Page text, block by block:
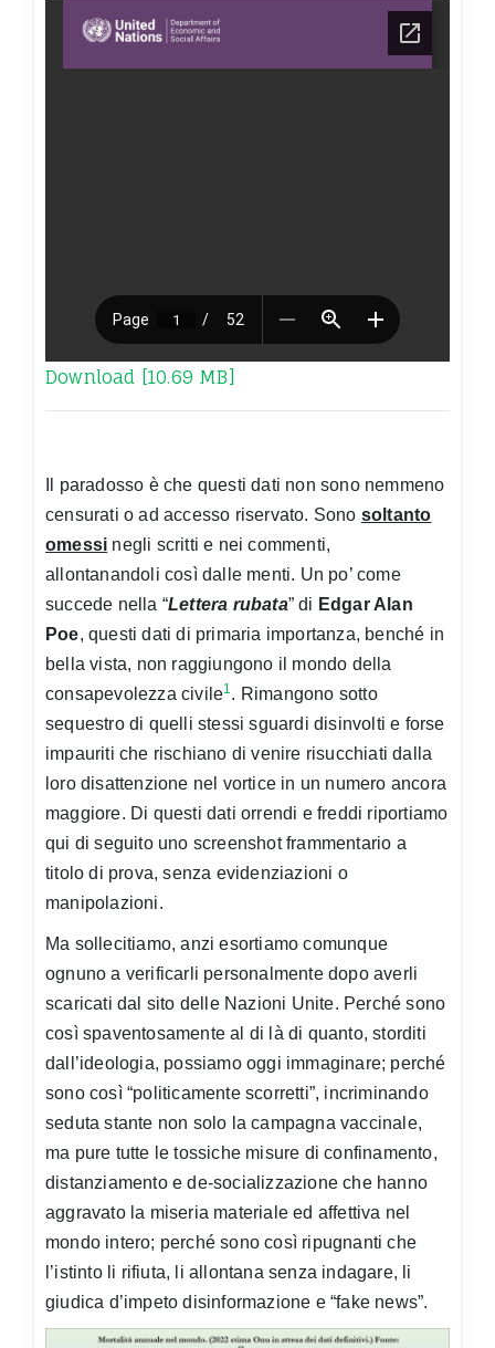
Download [10.69 MB]
Il paradosso è che questi dati non sono nemmeno
censurati o ad accesso riservato. Sono soltanto
omessi negli scritti e nei commenti,
allontanandoli così dalle menti. Un po’ come
succede nella “Lettera rubata” di Edgar Alan
Poe, questi dati di primaria importanza, benché in
bella vista, non raggiungono il mondo della
consapevolezza civile1 . Rimangono sotto
sequestro di quelli stessi sguardi disinvolti e forse
impauriti che rischiano di venire risucchiati dalla
loro disattenzione nel vortice in un numero ancora
maggiore. Di questi dati orrendi e freddi riportiamo
qui di seguito uno screenshot frammentario a
titolo di prova, senza evidenziazioni o
manipolazioni.
Ma sollecitiamo, anzi esortiamo comunque
ognuno a verificarli personalmente dopo averli
scaricati dal sito delle Nazioni Unite. Perché sono
così spaventosamente al di là di quanto, storditi
dall’ideologia, possiamo oggi immaginare; perché
sono così “politicamente scorretti”, incriminando
seduta stante non solo la campagna vaccinale,
ma pure tutte le tossiche misure di confinamento,
distanziamento e de-socializzazione che hanno
aggravato la miseria materiale ed affettiva nel
mondo intero; perché sono così ripugnanti che
l’istinto li rifiuta, li allontana senza indagare, li
giudica d’impeto disinformazione e “fake news”.